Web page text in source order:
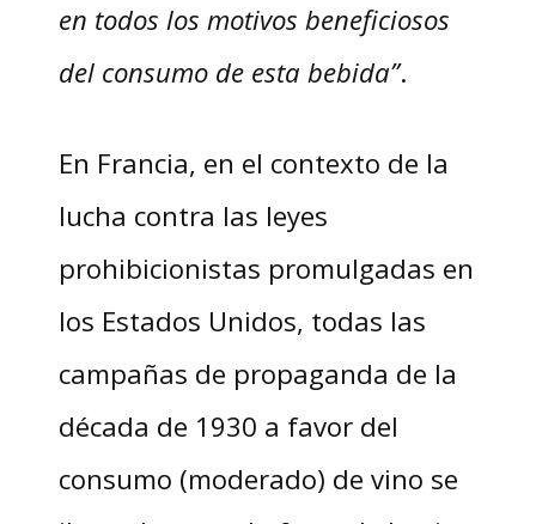
en todos los motivos beneficiosos
del consumo de esta bebida”.
En Francia, en el contexto de la
lucha contra las leyes
prohibicionistas promulgadas en
los Estados Unidos, todas las
campañas de propaganda de la
década de 1930 a favor del
consumo (moderado) de vino se